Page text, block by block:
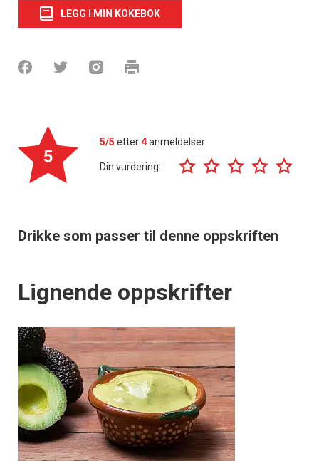
LEGG I MIN KOKEBOK
5
5/5 etter4anmeldelser
Din vurdering:
Drikke som passer til denne oppskriften
Lignende oppskrifter